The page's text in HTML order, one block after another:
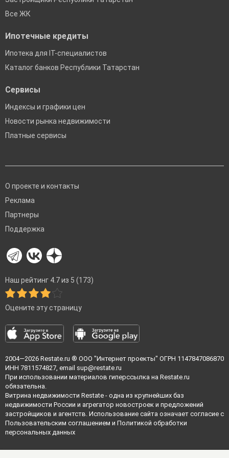
Все ЖК
Ипотечные кредиты
Ипотека для IT-специалистов
Каталог банков Республики Татарстан
Сервисы
Индексы и графики цен
Новости рынка недвижимости
Платные сервисы
О проекте и контакты
Реклама
Партнеры
Поддержка
Наш рейтинг 4.7 из 5 (173)
Оцените эту страницу
2004—2026 Restate.ru ® ООО "Интернет проекты" ОГРН 1147847086870
ИНН 7811574827, email sup@restate.ru
При использовании материалов гиперссылка на Restate.ru
обязательна.
Витрина недвижимости Restate - одна из крупнейших баз
недвижимости России и агрегатор новостроек и предложений
застройщиков и агентств. Использование сайта означает согласие с
Пользовательским соглашением и Политикой обработки
персональных данных